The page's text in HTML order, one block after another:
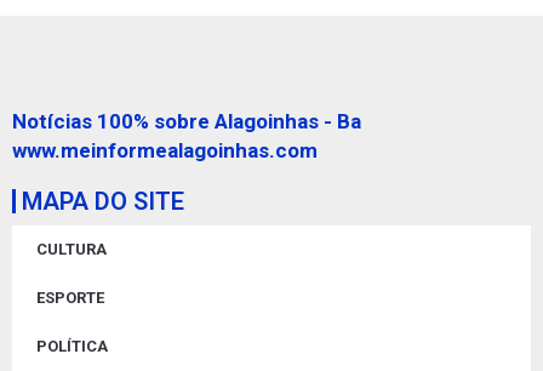
Notícias 100% sobre Alagoinhas - Ba
www.meinformealagoinhas.com
MAPA DO SITE
CULTURA
ESPORTE
POLÍTICA